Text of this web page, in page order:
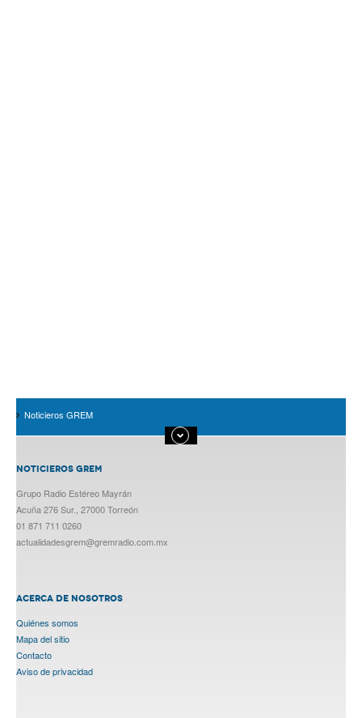
Noticieros GREM
NOTICIEROS GREM
Grupo Radio Estéreo Mayrán
Acuña 276 Sur., 27000 Torreón
01 871 711 0260
actualidadesgrem@gremradio.com.mx
ACERCA DE NOSOTROS
Quiénes somos
Mapa del sitio
Contacto
Aviso de privacidad